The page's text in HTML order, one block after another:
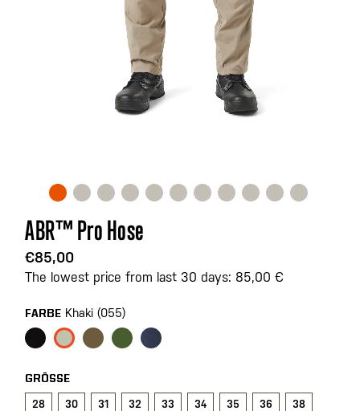
Zum
Anfang
der
Bildgalerie
ABR™ Pro Hose
€85,00
The lowest price from last 30 days: 85,00 €
FARBE Khaki (055)
GRÖSSE
28 30 31 32 33 34 35 36 38